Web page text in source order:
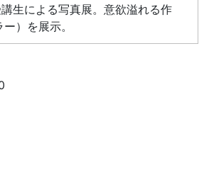
生による写真展。意欲溢れる作
）を展示。